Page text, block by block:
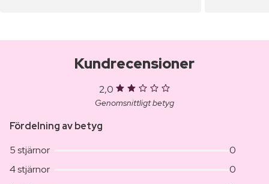
Kundrecensioner
2,0
Genomsnittligt betyg
Fördelning av betyg
5 stjärnor
0
4 stjärnor
0